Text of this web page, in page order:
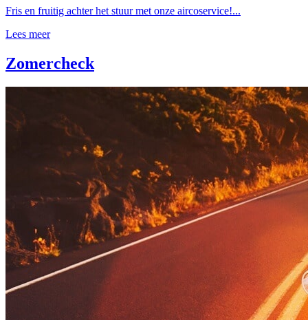
Fris en fruitig achter het stuur met onze aircoservice!...
Lees meer
Zomercheck